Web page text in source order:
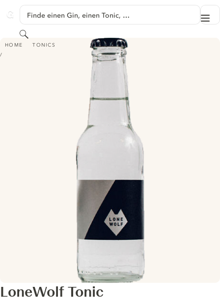
GINVENTORY
Finde einen Gin, einen Tonic, …
Suchen
HOME TONICS
LONEWOLF TONIC
LoneWolf Tonic